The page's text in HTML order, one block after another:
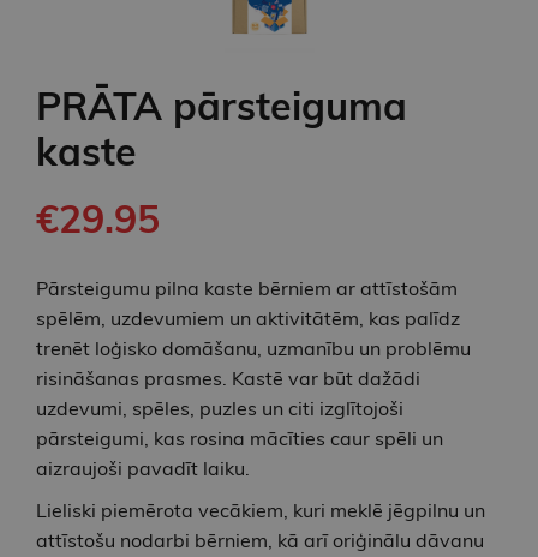
PRĀTA pārsteiguma
kaste
€29.95
Pārsteigumu pilna kaste bērniem ar attīstošām
spēlēm, uzdevumiem un aktivitātēm, kas palīdz
trenēt loģisko domāšanu, uzmanību un problēmu
risināšanas prasmes. Kastē var būt dažādi
uzdevumi, spēles, puzles un citi izglītojoši
pārsteigumi, kas rosina mācīties caur spēli un
aizraujoši pavadīt laiku.
Lieliski piemērota vecākiem, kuri meklē jēgpilnu un
attīstošu nodarbi bērniem, kā arī oriģinālu dāvanu